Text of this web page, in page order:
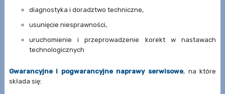
diagnostyka i doradztwo techniczne,
usunięcie niesprawności,
uruchomienie i przeprowadzenie korekt w nastawach
technologicznych
Gwarancyjne i pogwarancyjne naprawy serwisowe, na które
składa się: